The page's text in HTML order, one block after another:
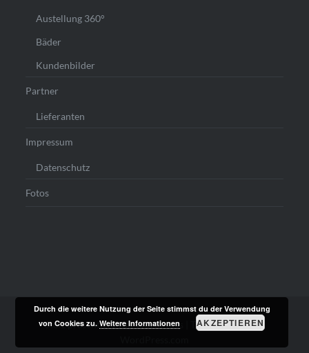
Austellung 360°
Bäder
Kundenbilder
Partner
Lieferanten
Impressum
Datenschutz
Fotos
Stolz präsentiert von WordPress
Theme: Dyad von
Durch die weitere Nutzung der Seite stimmst du der Verwendung
von Cookies zu.Weitere Informationen AKZEPTIEREN